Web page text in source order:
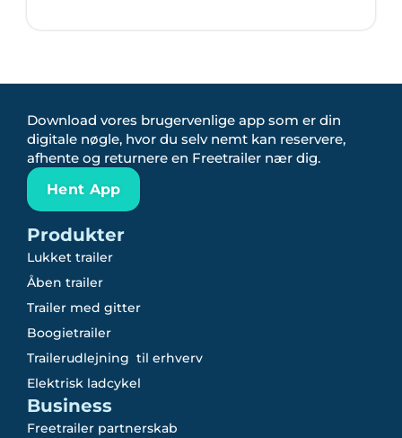
Download vores brugervenlige app som er din
digitale nøgle, hvor du selv nemt kan reservere,
afhente og returnere en Freetrailer nær dig.
Hent App
Produkter
Lukket trailer
Åben trailer
Trailer med gitter
Boogietrailer
Trailerudlejning til erhverv
Elektrisk ladcykel
Business
Freetrailer partnerskab